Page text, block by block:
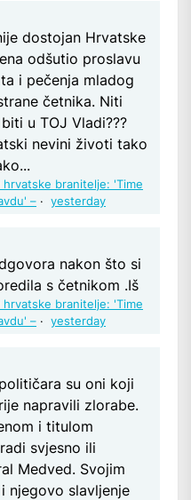
dostojan Hrvatske
odšutio proslavu
i pečenja mladog
četnika. Niti
u TOJ Vladi???
nevini životi tako
hrvatske branitelje: 'Time
– · yesterday
nakon što si
s četnikom .Iš
hrvatske branitelje: 'Time
– · yesterday
su oni koji
napravili zlorabe.
i titulom
svjesno ili
Medved. Svojim
njegovo slavljenje